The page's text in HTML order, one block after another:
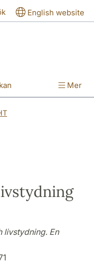
English website
Mer
livstydning. En